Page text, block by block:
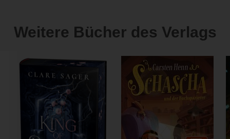
Weitere Bücher des Verlags